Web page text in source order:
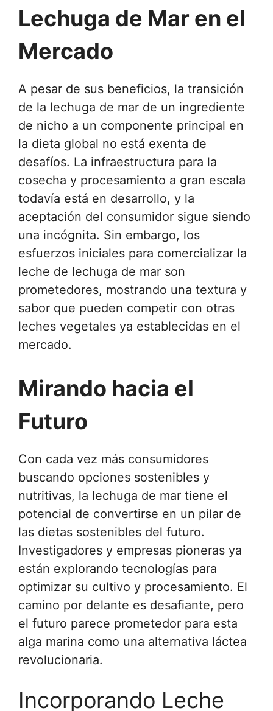
Lechuga de Mar en el
Mercado
A pesar de sus beneficios, la transición
de la lechuga de mar de un ingrediente
de nicho a un componente principal en
la dieta global no está exenta de
desafíos. La infraestructura para la
cosecha y procesamiento a gran escala
todavía está en desarrollo, y la
aceptación del consumidor sigue siendo
una incógnita. Sin embargo, los
esfuerzos iniciales para comercializar la
leche de lechuga de mar son
prometedores, mostrando una textura y
sabor que pueden competir con otras
leches vegetales ya establecidas en el
mercado.
Mirando hacia el
Futuro
Con cada vez más consumidores
buscando opciones sostenibles y
nutritivas, la lechuga de mar tiene el
potencial de convertirse en un pilar de
las dietas sostenibles del futuro.
Investigadores y empresas pioneras ya
están explorando tecnologías para
optimizar su cultivo y procesamiento. El
camino por delante es desafiante, pero
el futuro parece prometedor para esta
alga marina como una alternativa láctea
revolucionaria.
Incorporando Leche